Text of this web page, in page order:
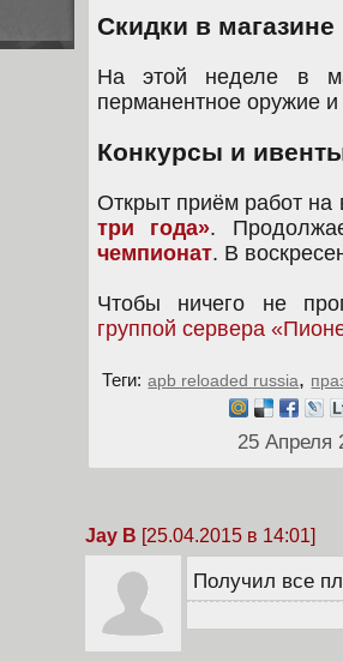
Скидки в магазине
На этой неделе в
перманентное оружие
Конкурсы и
Открыт приём работ на
три года».
чемпионат. В
Чтобы ничего не
группой сервера
Теги: apb reloaded russia,
25
Jay B [25.04.2015 в 14:01]
Получил все